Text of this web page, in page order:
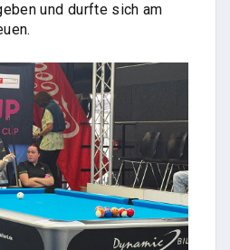
und durfte sich am